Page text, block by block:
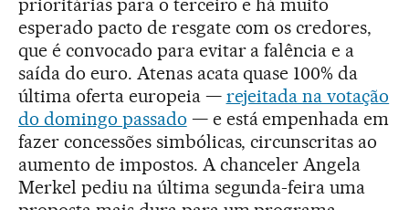
prioritárias para o terceiro e há muito
esperado pacto de resgate com os credores,
que é convocado para evitar a falência e a
saída do euro. Atenas acata quase 100% da
última oferta europeia — rejeitada na votação
do domingo passado — e está empenhada em
fazer concessões simbólicas, circunscritas ao
aumento de impostos. A chanceler Angela
Merkel pediu na última segunda-feira uma